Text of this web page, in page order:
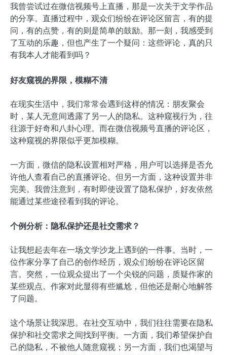
我曾尝试过在微信视频号上直播，那是一次关于文学作品
的分享。直播过程中，观众们纷纷在评论区留言，有的提
问，有的点赞，有的则是简单的鼓励。那一刻，我感受到
了互动的乐趣，但也产生了一个疑问：这些评论，真的只
有我本人才能看到吗？
好友窥视的界限，模糊不清
在现实生活中，我们常常会遇到这样的情况：朋友聚会
时，某人无意间透露了另一人的隐私。这种窥视行为，往
往源于好奇和八卦心理。而在微信视频号直播的评论区，
这种窥视的界限似乎更加模糊。
一方面，微信的隐私设置相对严格，用户可以选择是否允
许他人查看自己的直播评论。但另一方面，这种设置并非
完美。我曾注意到，有时即使设置了隐私保护，好友依然
能通过某些途径看到我的评论。
个例分析：隐私保护还是社交需求？
让我想起去年在一场文学沙龙上遇到的一件事。当时，一
位作家分享了自己的创作经历，观众们纷纷在评论区留
言。突然，一位观众提出了一个尖锐的问题，质疑作家的
某些观点。作家对此显得有些尴尬，但他还是耐心地解答
了问题。
这个场景让我深思。在社交互动中，我们往往需要在隐私
保护和社交需求之间找到平衡。一方面，我们希望保护自
己的隐私，不被他人随意窥视；另一方面，我们也渴望与